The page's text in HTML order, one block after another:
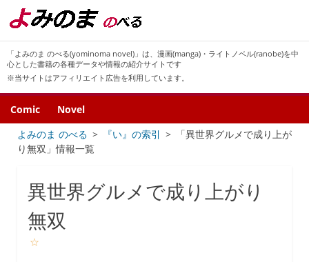
「よみのま のべる(yominoma novel)」は、漫画(manga)・ライトノベル(ranobe)を中
心とした書籍の各種データや情報の紹介サイトです
※当サイトはアフィリエイト広告を利用しています。
Comic
Novel
よみのま のべる
『い』の索引
「異世界グルメで成り上が
り無双」情報一覧
異世界グルメで成り上がり
無双
☆